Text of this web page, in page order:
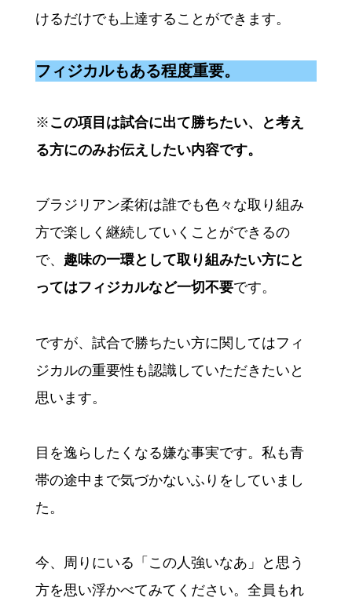
けるだけでも上達することができます。
フィジカルもある程度重要。
※ この項目は試合に出て勝ちたい、と考え
る方にのみお伝えしたい内容です。
ブラジリアン柔術は誰でも色々な取り組み
方で楽しく継続していくことができるの
で、 趣味の一環として取り組みたい方にと
ってはフィジカルなど一切不要です。
ですが、試合で勝ちたい方に関してはフィ
ジカルの重要性も認識していただきたいと
思います。
目を逸らしたくなる嫌な事実です。私も青
帯の途中まで気づかないふりをしていまし
た。
今、周りにいる「この人強いなあ」と思う
方を思い浮かべてみてください。全員もれ